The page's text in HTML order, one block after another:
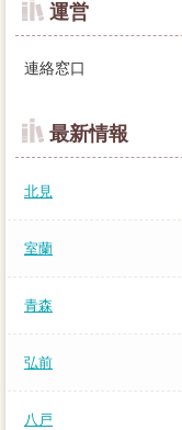
運営
連絡窓口
最新情報
北見
室蘭
青森
弘前
八戸